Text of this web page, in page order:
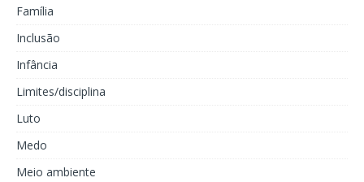
Família
Inclusão
Infância
Limites/disciplina
Luto
Medo
Meio ambiente